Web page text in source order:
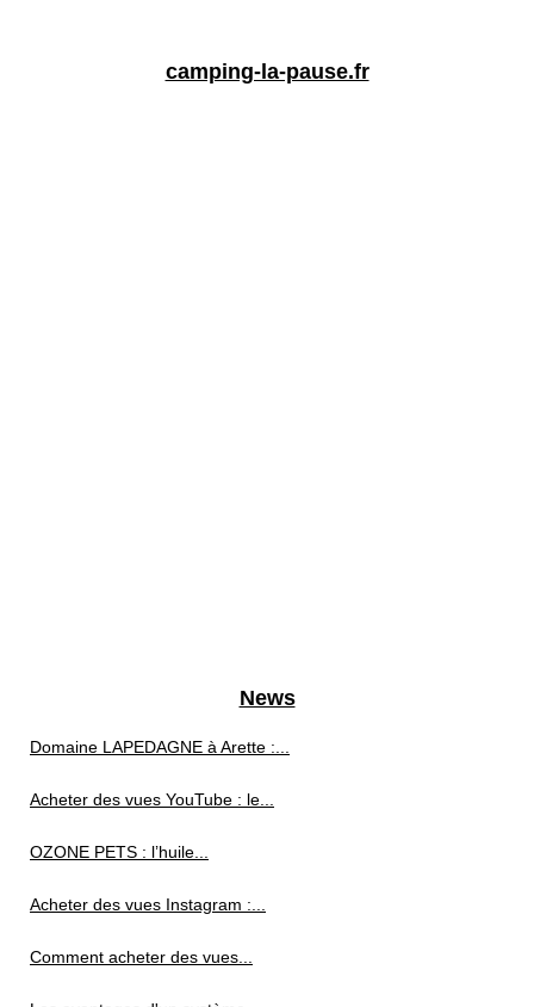
camping-la-pause.fr
News
Domaine LAPEDAGNE à Arette :...
Acheter des vues YouTube : le...
OZONE PETS : l’huile...
Acheter des vues Instagram :...
Comment acheter des vues...